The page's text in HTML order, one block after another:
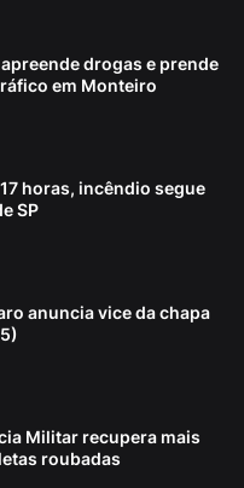
drogas e prende
em Monteiro
horas, incêndio segue
SP
anuncia vice da chapa
Militar recupera mais
roubadas